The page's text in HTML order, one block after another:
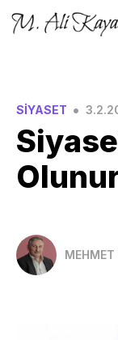
SİYASET •
MEHMET